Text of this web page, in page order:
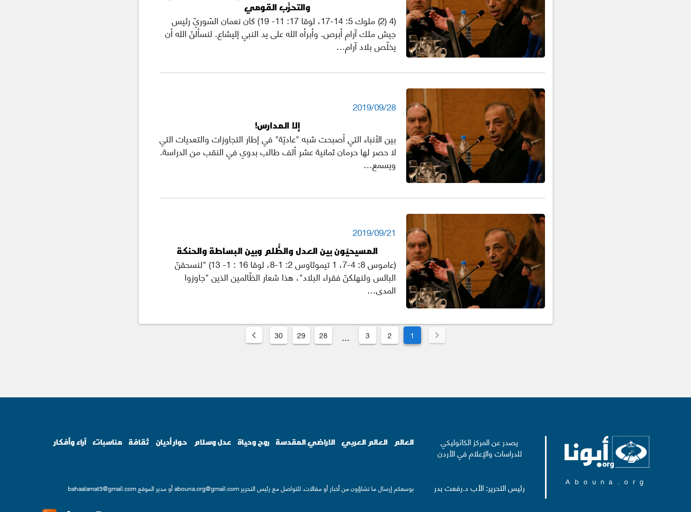
والتحزّب القومي
(4 (2) ملوك 5: 14-17، لوقا 17: 11- 19) كان نعمان السّوريّ رئيس
جيش ملك آرام أبرص. وأبرأه الله على يد النبي إليشاع. لنسألنّ الله أن
يخلّص بلاد آرام…
2019/09/28
إلا المدارس!
بين الأنباء التي أصبحت شبه "عاديّة" في إطار التجاوزات والتعديات التي
لا حصر لها حرمان ثمانية عشر ألف طالب بدوي في النقب من الدراسة.
ويسمع…
2019/09/21
المسيحيّون بين العدل والظُّلم وبين البساطة والحنكة
(عاموس 8: 4-7، 1 تيموثاوس 2: 1-8، لوقا 16 : 1- 13) "لنسحقنّ
البائس ولنهلكنّ فقراء البلاد"، هذا شعار الظّالمين الذين "جاوزوا
المدى…
1
2
3
...
28
29
30
Abouna.org
يصدر عن المركز الكاثوليكي
للدراسات والإعلام في الأردن
رئيس التحرير: الأب د.رفعت بدر
العالم العالم العربي الاراضي المقدسة روح وحياة عدل وسلام حوار أديان ثقافة مناسبات آراء وأفكار
بوسعكم إرسال ما تشاؤون من أخبار أو مقالات. للتواصل مع رئيس التحريرabouna.org@gmail.comأو مدير الموقعbahaalamat3@gmail.com